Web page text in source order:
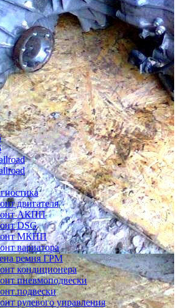
двигателя
АКПП
DSG
МКПП
вариатора
ремня ГРМ
кондиционера
пневмоподвески
подвески
рулевого управления